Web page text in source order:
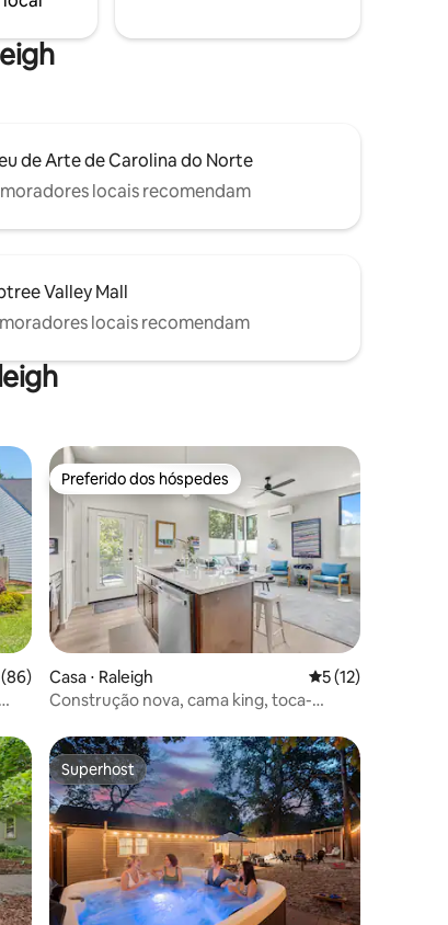
de Arte de Carolina do Norte
locais recomendam
Valley Mall
locais recomendam
uma avaliação média de 5, 86 avaliações
Preferido dos hóspedes
Preferido dos hóspedes
Casa ⋅ Raleigh 5 de uma
5 (12)
Construção nova, cama king, toca-
Superhost
Superhost